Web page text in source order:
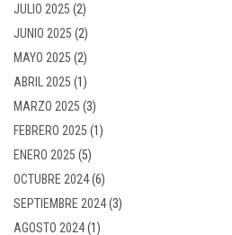
JULIO 2025 (2)
JUNIO 2025 (2)
MAYO 2025 (2)
ABRIL 2025 (1)
MARZO 2025 (3)
FEBRERO 2025 (1)
ENERO 2025 (5)
OCTUBRE 2024(6)
SEPTIEMBRE 2024(3)
AGOSTO 2024(1)